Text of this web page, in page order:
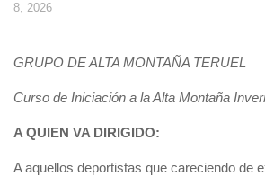
8, 2026
GRUPO DE ALTA MONTAÑA TERUEL
Curso de Iniciación a la Alta Montaña
A QUIEN VA DIRIGIDO:
A aquellos deportistas que careciendo de